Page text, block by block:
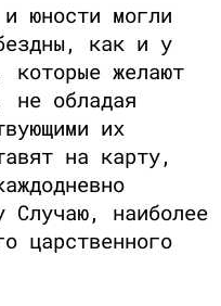
юности могли
как и у
которые желают
не обладая
их
на карту,
Случаю, наиболее
царственного